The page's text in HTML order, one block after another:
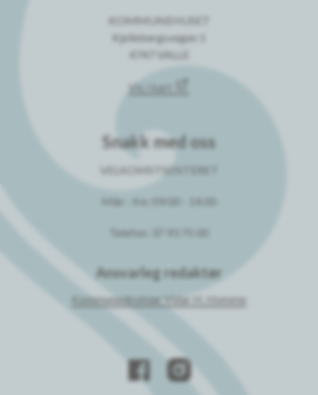
KOMMUNEHUSET
Kjellebergsvegen 1
4747 VALLE
Vis i kart
Snakk med oss
VELKOMSTSENTERET
Mån - fre: 09:00 - 14.00
Telefon: 37 93 75 00
Ansvarleg redaktør
Kommunedirektør Vidar H. Homme